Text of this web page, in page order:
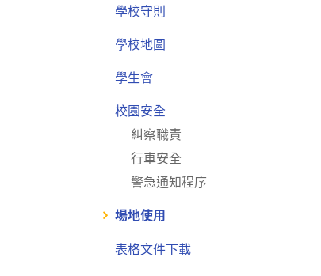
學校守則
學校地圖
學生會
校園安全
糾察職責
行車安全
警急通知程序
場地使用
表格文件下載